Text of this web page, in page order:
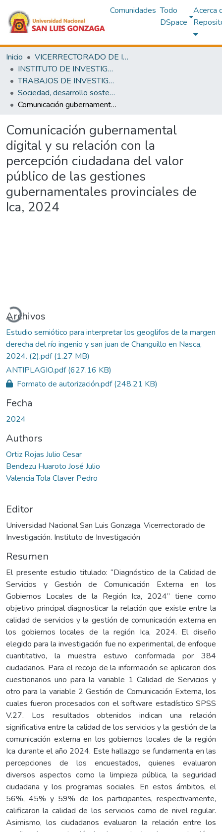
Comunidades Todo
DSpace
Acerca
Inicio
VICERRECTORADO DE INVESTIGACIÓN
INSTITUTO DE INVESTIGACIÓN
TRABAJOS DE INVESTIGACIÓN
Sociedad, desarrollo sostenible, políticas públicas y ambientales
Comunicación gubernamental digital y su relación con la percepción ciudadana del valor público de las gestiones gubernamentales provinciales de Ica, 2024
Comunicación gubernamental
digital y su relación con la
percepción ciudadana del valor
público de las gestiones
gubernamentales provinciales de
Ica, 2024
Cargando...
Archivos
Estudio semiótico para interpretar los geoglifos de la margen
derecha del río ingenio y san juan de Changuillo en Nasca,
2024. (2).pdf(1.27 MB)
ANTIPLAGIO.pdf(627.16 KB)
Formato de autorización.pdf(248.21 KB)
Fecha
2024
Authors
Ortiz Rojas Julio Cesar
Bendezu Huaroto José Julio
Valencia Tola Claver Pedro
Editor
Universidad Nacional San Luis Gonzaga. Vicerrectorado de
Investigación. Instituto de Investigación
Resumen
El presente estudio titulado: “Diagnóstico de la Calidad de
Servicios y Gestión de Comunicación Externa en los
Gobiernos Locales de la Región Ica, 2024” tiene como
objetivo principal diagnosticar la relación que existe entre la
calidad de servicios y la gestión de comunicación externa en
los gobiernos locales de la región Ica, 2024. El diseño
elegido para la investigación fue no experimental, de enfoque
cuantitativo, la muestra estuvo conformada por 384
ciudadanos. Para el recojo de la información se aplicaron dos
cuestionarios uno para la variable 1 Calidad de Servicios y
otro para la variable 2 Gestión de Comunicación Externa, los
cuales fueron procesados con el software estadístico SPSS
V.27. Los resultados obtenidos indican una relación
significativa entre la calidad de los servicios y la gestión de la
comunicación externa en los gobiernos locales de la región
Ica durante el año 2024. Este hallazgo se fundamenta en las
percepciones de los encuestados, quienes evaluaron
diversos aspectos como la limpieza pública, la seguridad
ciudadana y los programas sociales. En estos ámbitos, el
56%, 45% y 59% de los participantes, respectivamente,
calificaron la calidad de los servicios como de nivel regular.
Asimismo, los ciudadanos evaluaron la relación entre los